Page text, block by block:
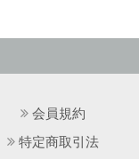
会員規約
特定商取引法